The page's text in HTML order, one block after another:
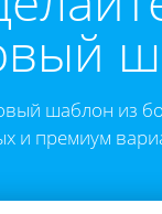
шаблон из
и премиум